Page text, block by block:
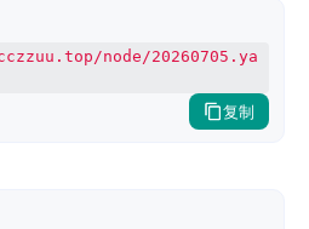
node/20260705.ya
复制